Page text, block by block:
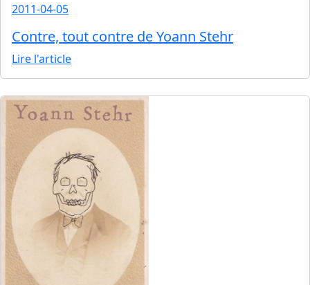
2011-04-05
Contre, tout contre de Yoann Stehr
Lire l'article